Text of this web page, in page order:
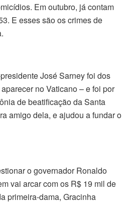
Em outubro, já contam
E esses são os crimes de
José Sarney foi dos
no Vaticano – e foi por
de beatificação da Santa
amigo dela, e ajudou a fundar o
o governador Ronaldo
vai arcar com os R$ 19 mil de
primeira-dama, Gracinha